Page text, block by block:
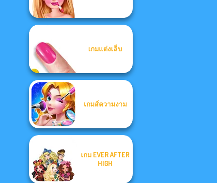
เกมแต่งเล็บ
เกมส์ความงาม
เกม EVER AFTER
HIGH